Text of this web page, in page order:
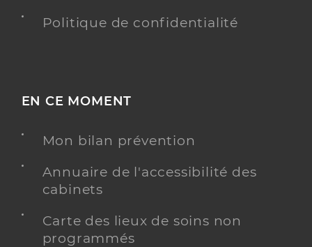
Politique de confidentialité
EN CE MOMENT
Mon bilan prévention
Annuaire de l'accessibilité des
cabinets
Carte des lieux de soins non
programmés